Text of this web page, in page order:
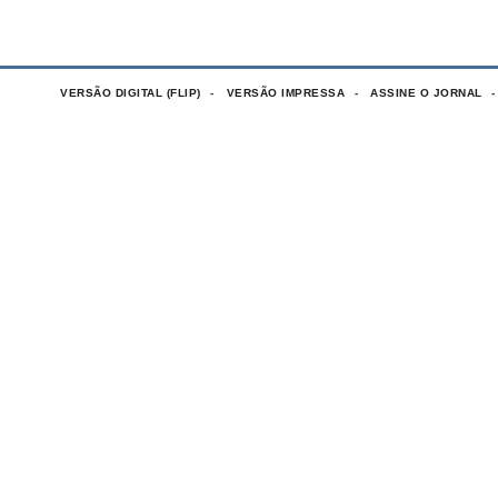
VERSÃO DIGITAL (FLIP) VERSÃO IMPRESSA ASSINE O JORNAL